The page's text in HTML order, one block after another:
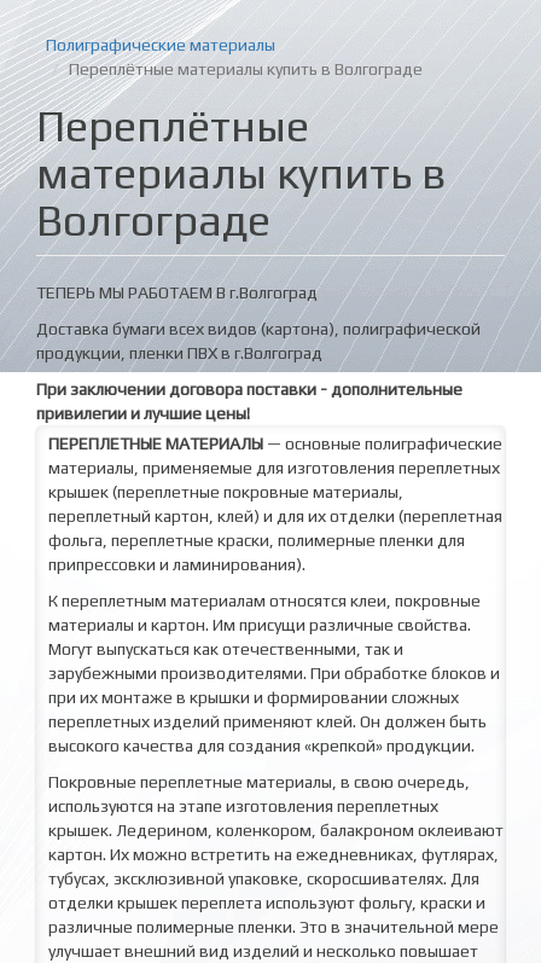
Полиграфические материалы
Переплётные материалы купить в Волгограде
Переплётные
материалы купить в
Волгограде
ТЕПЕРЬ МЫ РАБОТАЕМ В г.Волгоград
Доставка бумаги всех видов (картона), полиграфической
продукции, пленки ПВХ в г.Волгоград
При заключении договора поставки - дополнительные
привилегии и лучшие цены!
ПЕРЕПЛЕТНЫЕМАТЕРИАЛЫ — основные полиграфические
материалы, применяемые для изготовления переплетных
крышек (переплетные покровные материалы,
переплетный картон, клей) и для их отделки (переплетная
фольга, переплетные краски, полимерные пленки для
припрессовки и ламинирования).
К переплетным материалам относятся клеи, покровные
материалы и картон. Им присущи различные свойства.
Могут выпускаться как отечественными, так и
зарубежными производителями. При обработке блоков и
при их монтаже в крышки и формировании сложных
переплетных изделий применяют клей. Он должен быть
высокого качества для создания «крепкой» продукции.
Покровные переплетные материалы, в свою очередь,
используются на этапе изготовления переплетных
крышек. Ледерином, коленкором, балакроном оклеивают
картон. Их можно встретить на ежедневниках, футлярах,
тубусах, эксклюзивной упаковке, скоросшивателях. Для
отделки крышек переплета используют фольгу, краски и
различные полимерные пленки. Это в значительной мере
улучшает внешний вид изделий и несколько повышает